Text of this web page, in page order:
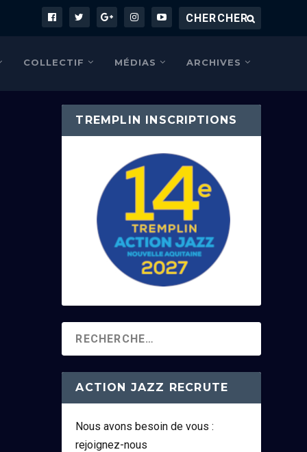
COLLECTIF MÉDIAS ARCHIVES
TREMPLIN INSCRIPTIONS
ACTION JAZZ RECRUTE
Nous avons besoin de vous :
rejoignez-nous